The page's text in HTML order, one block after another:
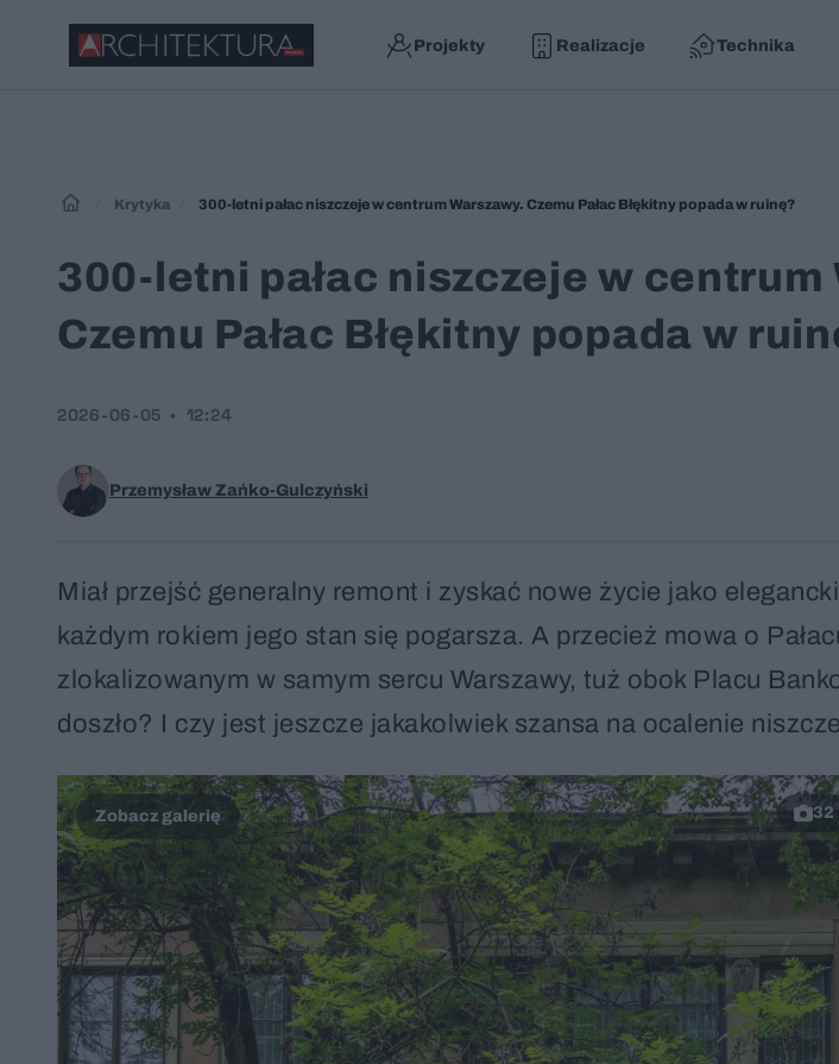
Projekty Realizacje Technika
Krytyka 300-letni pałac niszczeje w centrum Warszawy. Czemu Pałac Błękitny popada w ruinę?
300-letni pałac niszczeje w centrum
Czemu Pałac Błękitny popada w
Przemysław Zańko-Gulczyński
2026-06-05 12:24
Miał przejść generalny remont i zyskać nowe życie jako
każdym rokiem jego stan się pogarsza. A przecież mowa o
zlokalizowanym w samym sercu Warszawy, tuż obok Placu
doszło? I czy jest jeszcze jakakolwiek szansa na ocalenie
32